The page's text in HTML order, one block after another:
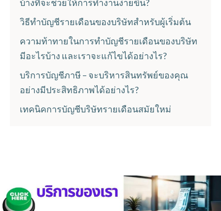
บ้างที่จะช่วยให้การทำงานง่ายขึ้น?
วิธีทำบัญชีรายเดือนของบริษัทสำหรับผู้เริ่มต้น
ความท้าทายในการทำบัญชีรายเดือนของบริษัท
มีอะไรบ้าง และเราจะแก้ไขได้อย่างไร?
บริการบัญชีภาษี – จะบริหารสินทรัพย์ของคุณ
อย่างมีประสิทธิภาพได้อย่างไร?
เทคนิคการบัญชีบริษัทรายเดือนสมัยใหม่